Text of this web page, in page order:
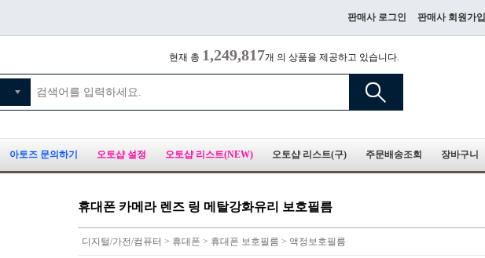
판매사 로그인 판매사 회원가입
현재 총 1,249,817개 의 상품을 제공하고 있습니다.
아토즈 문의하기 오토샵 설정 오토샵 리스트(NEW) 오토샵 리스트(구) 주문배송조회 장바구니
휴대폰 카메라 렌즈 링 메탈강화유리 보호필름
디지털/가전/컴퓨터 > 휴대폰 > 휴대폰 보호필름 > 액정보호필름